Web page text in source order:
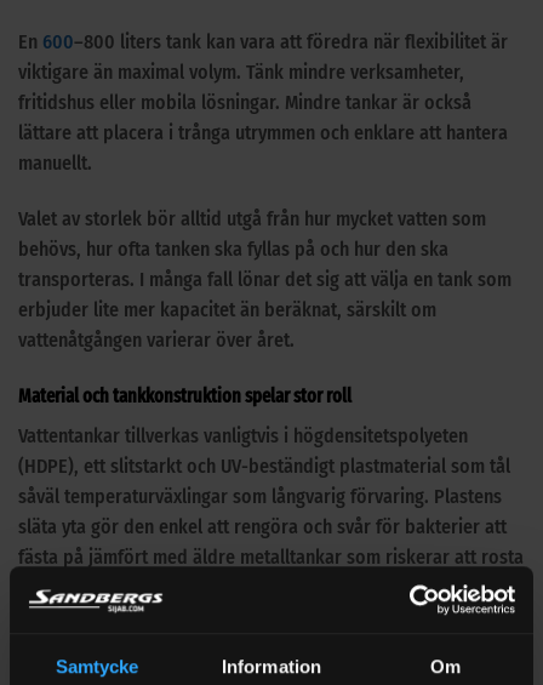
Samtycke Information Om
En 600–800 liters tank kan vara att föredra när flexibilitet är
viktigare än maximal volym. Tänk mindre verksamheter,
fritidshus eller mobila lösningar. Mindre tankar är också
lättare att placera i trånga utrymmen och enklare att hantera
manuellt.
Valet av storlek bör alltid utgå från hur mycket vatten som
behövs, hur ofta tanken ska fyllas på och hur den ska
transporteras. I många fall lönar det sig att välja en tank som
erbjuder lite mer kapacitet än beräknat, särskilt om
vattenåtgången varierar över året.
Material och tankkonstruktion spelar stor roll
Vattentankar tillverkas vanligtvis i högdensitetspolyeten
(HDPE), ett slitstarkt och UV-beständigt plastmaterial som tål
såväl temperaturväxlingar som långvarig förvaring. Plastens
släta yta gör den enkel att rengöra och svår för bakterier att
fästa på jämfört med äldre metalltankar som riskerar att rosta
eller påverka vattnets smak och kvalitet.
lämpar sig utmärkt för både dricksvatten och tekniskt vatten.